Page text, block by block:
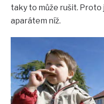
taky to může rušit. Proto
aparátem níž.